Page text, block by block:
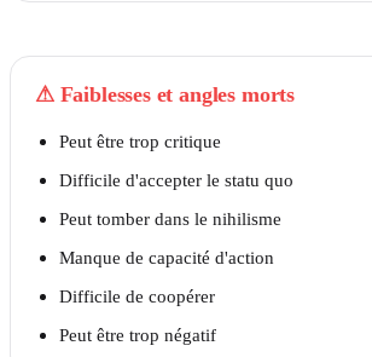
⚠ Faiblesses et angles morts
Peut être trop critique
Difficile d'accepter le statu quo
Peut tomber dans le nihilisme
Manque de capacité d'action
Difficile de coopérer
Peut être trop négatif